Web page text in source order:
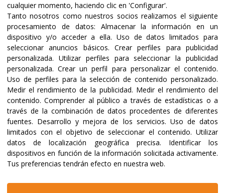
Certificaciones y acreditaciones
cualquier momento, haciendo clic en 'Configurar'.
Tanto nosotros como nuestros socios realizamos el siguiente
procesamiento de datos: Almacenar la información en un
dispositivo y/o acceder a ella. Uso de datos limitados para
seleccionar anuncios básicos.Crear perfiles para publicidad
personalizada. Utilizar perfiles para seleccionar la publicidad
personalizada.Crear un perfil para personalizar el contenido.
Uso de perfiles para la selección de contenido personalizado.
Medir el rendimiento de la publicidad. Medir el rendimiento del
contenido.Comprender al público a través de estadísticas o a
través de la combinación de datos procedentes de diferentes
fuentes. Desarrollo y mejora de los servicios. Uso de datos
limitados con el objetivo de seleccionar el contenido. Utilizar
datos de localización geográfica precisa. Identificar los
dispositivos en función de la información solicitada activamente.
Tus preferencias tendrán efecto en nuestra web.